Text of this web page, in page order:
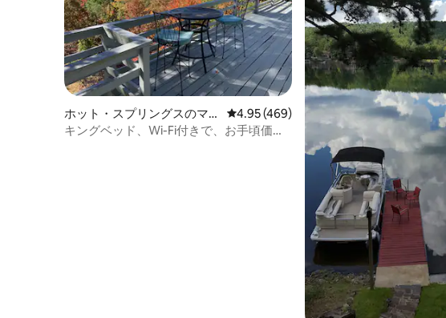
ホット・スプリングスのマン
ション・アパート
レビュー469件、5つ星中4.95つ星の平
4.95 (469)
キングベッド、Wi-Fi付きで、お手頃価格